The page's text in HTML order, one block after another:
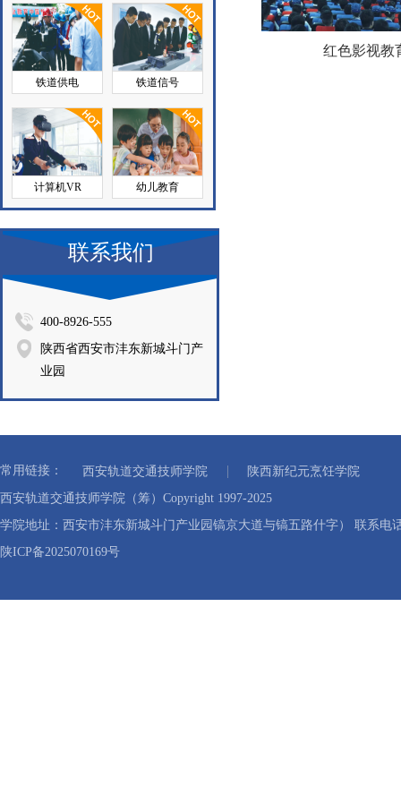
铁道供电 铁道信号
计算机VR 幼儿教育
联系我们
400-8926-555
陕西省西安市沣东新城斗门产
业园
红色影视教
常用链接： 西安轨道交通技师学院
陕西新纪元烹饪学院
西安轨道交通技师学院（筹）Copyright 1997-2025
学院地址：西安市沣东新城斗门产业园镐京大道与镐五路什字） 联系电
陕ICP备2025070169号